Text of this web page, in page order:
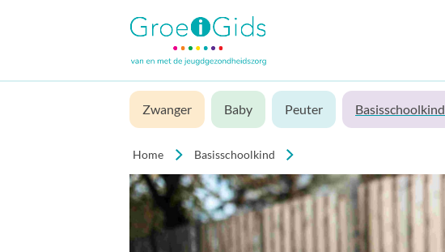
Zwanger Baby Peuter Basisschoolkind
Home Basisschoolkind